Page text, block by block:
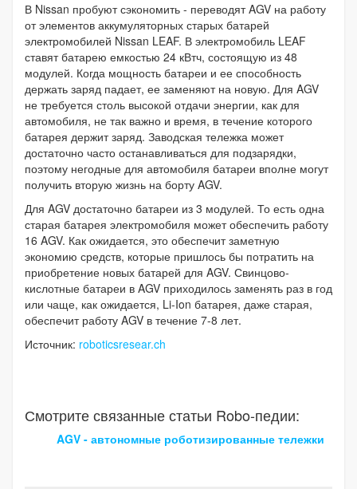
В Nissan пробуют сэкономить - переводят AGV на работу
от элементов аккумуляторных старых батарей
электромобилей Nissan LEAF. В электромобиль LEAF
ставят батарею емкостью 24 кВтч, состоящую из 48
модулей. Когда мощность батареи и ее способность
держать заряд падает, ее заменяют на новую. Для AGV
не требуется столь высокой отдачи энергии, как для
автомобиля, не так важно и время, в течение которого
батарея держит заряд. Заводская тележка может
достаточно часто останавливаться для подзарядки,
поэтому негодные для автомобиля батареи вполне могут
получить вторую жизнь на борту AGV.
Для AGV достаточно батареи из 3 модулей. То есть одна
старая батарея электромобиля может обеспечить работу
16 AGV. Как ожидается, это обеспечит заметную
экономию средств, которые пришлось бы потратить на
приобретение новых батарей для AGV. Свинцово-
кислотные батареи в AGV приходилось заменять раз в год
или чаще, как ожидается, Li-Ion батарея, даже старая,
обеспечит работу AGV в течение 7-8 лет.
Источник: roboticsresear.ch
Смотрите связанные статьи Robo-педии:
AGV - автономные роботизированные тележки